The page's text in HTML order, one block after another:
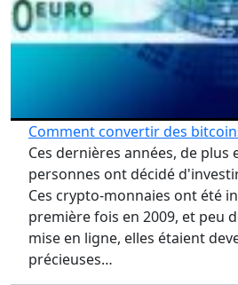
Comment convertir des
Ces dernières années, de plus
personnes ont décidé
Ces crypto-monnaies ont été
première fois en 2009, et peu
mise en ligne, elles étaient
précieuses…